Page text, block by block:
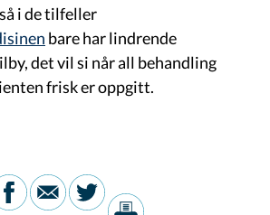
i de tilfeller
bare har lindrende
det vil si når all behandling
frisk er oppgitt.